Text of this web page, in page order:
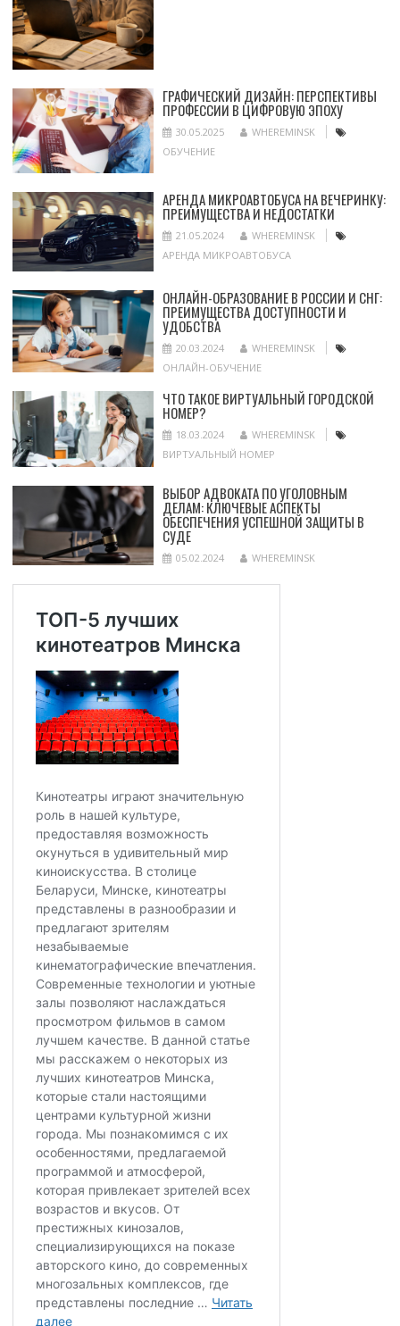
ГРАФИЧЕСКИЙ ДИЗАЙН: ПЕРСПЕКТИВЫ
ПРОФЕССИИ В ЦИФРОВУЮ ЭПОХУ
30.05.2025
WHEREMINSK
ОБУЧЕНИЕ
АРЕНДА МИКРОАВТОБУСА НА ВЕЧЕРИНКУ:
ПРЕИМУЩЕСТВА И НЕДОСТАТКИ
21.05.2024
WHEREMINSK
АРЕНДА МИКРОАВТОБУСА
ОНЛАЙН-ОБРАЗОВАНИЕ В РОССИИ И СНГ:
ПРЕИМУЩЕСТВА ДОСТУПНОСТИ И
УДОБСТВА
20.03.2024
WHEREMINSK
ОНЛАЙН-ОБУЧЕНИЕ
ЧТО ТАКОЕ ВИРТУАЛЬНЫЙ ГОРОДСКОЙ
НОМЕР?
18.03.2024
WHEREMINSK
ВИРТУАЛЬНЫЙ НОМЕР
ВЫБОР АДВОКАТА ПО УГОЛОВНЫМ
ДЕЛАМ: КЛЮЧЕВЫЕ АСПЕКТЫ
ОБЕСПЕЧЕНИЯ УСПЕШНОЙ ЗАЩИТЫ В
СУДЕ
05.02.2024 WHEREMINSK